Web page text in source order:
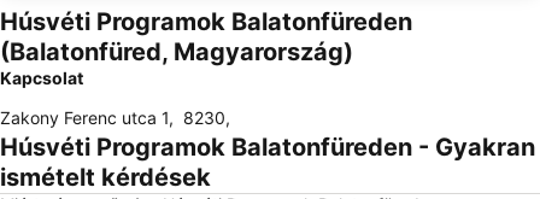
Húsvéti Programok Balatonfüreden
(Balatonfüred, Magyarország)
Kapcsolat
Zakony Ferenc utca 1, 8230,
Húsvéti Programok Balatonfüreden - Gyakran
ismételt kérdések